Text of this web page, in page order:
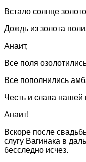
Встало солнце
Дождь из золота
Анаит,
Все поля
Все пополнились
Честь и слава нашей
Анаит!
Вскоре после
слугу Вагинака в
бесследно исчез.